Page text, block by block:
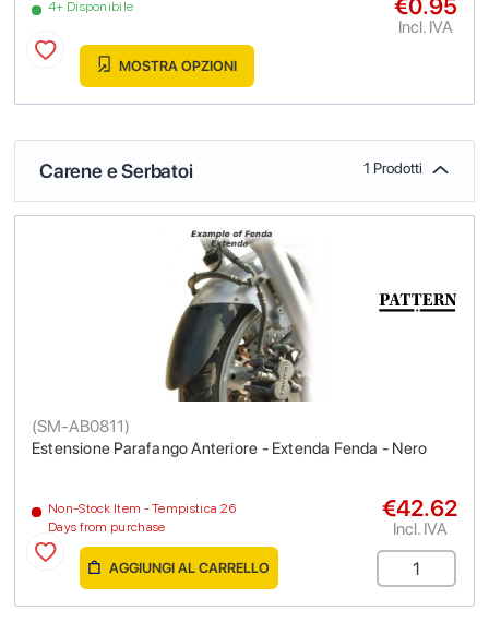
4+ Disponibile €0.95
Incl. IVA
MOSTRA OPZIONI
Carene e Serbatoi 1 Prodotti
Estensione Parafango Anteriore - Extenda Fenda - Nero
(SM-AB0811)
Non-Stock Item - Tempistica 26
Days from purchase
€42.62
Incl. IVA
AGGIUNGI AL CARRELLO